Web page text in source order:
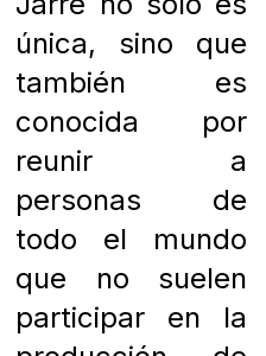
única, sino que
también es
conocida por
reunir a
personas de
todo el mundo
que no suelen
participar en la